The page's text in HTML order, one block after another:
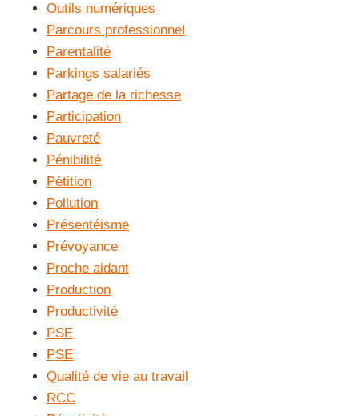
Outils numériques
Parcours professionnel
Parentalité
Parkings salariés
Partage de la richesse
Participation
Pauvreté
Pénibilité
Pétition
Pollution
Présentéisme
Prévoyance
Proche aidant
Production
Productivité
PSE
PSE
Qualité de vie au travail
RCC